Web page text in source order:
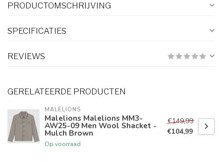
PRODUCTOMSCHRIJVING
SPECIFICATIES
REVIEWS
GERELATEERDE PRODUCTEN
MALELIONS
Malelions Malelions MM3-
AW25-09 Men Wool Shacket -
Mulch Brown
Op voorraad
€149,99
€104,99